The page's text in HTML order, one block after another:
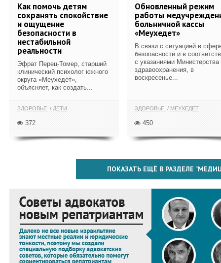
Как помочь детям
сохранять спокойствие
и ощущение
безопасности в
нестабильной
реальности
Эфрат Перец-Томер, старший
клинический психолог южного
округа «Меухедет»,
объясняет, как создать...
ЗДОРОВЬЕ ДЕТИ
372
Обновленный режим
работы
больничной кассы
«Меухедет»
В связи с ситуацией в
безопасности и в
с указаниями Министерства
здравоохранения, в
воскресенье...
ЗДОРОВЬЕ МЕУХЕДЕТ
450
ПОКАЗАТЬ ЕЩЁ В РАЗДЕЛЕ